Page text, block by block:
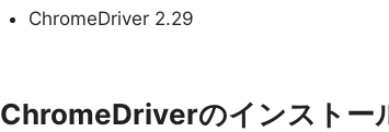
ChromeDriver 2.29
ChromeDriverのインストー